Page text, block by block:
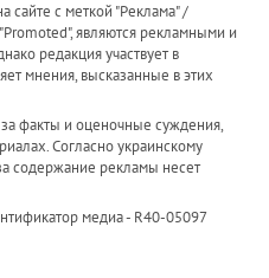
сайте с меткой "Реклама" /
являются рекламными и
редакция участвует в
мнения, высказанные в этих
за факты и оценочные суждения,
Согласно украинскому
содержание рекламы несет
медиа - R40-05097